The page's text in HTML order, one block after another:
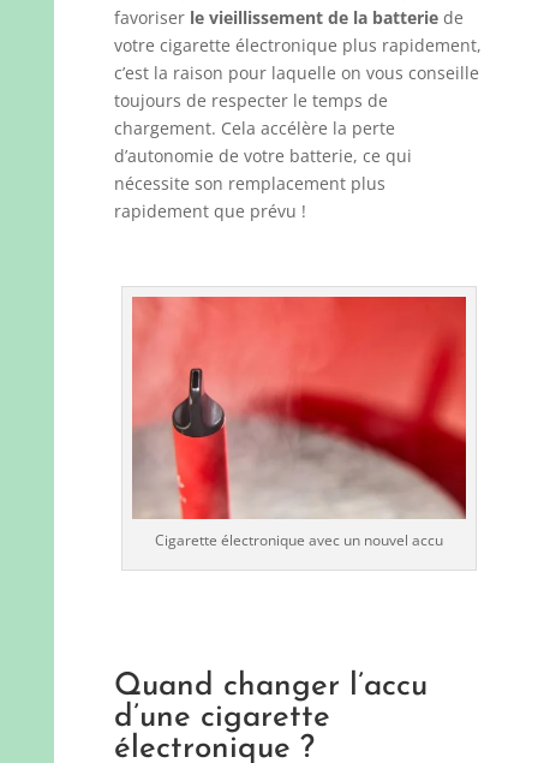
favoriserle vieillissement de la batterie de
votre cigarette électronique plus rapidement,
c’est la raison pour laquelle on vous conseille
toujours de respecter le temps de
chargement. Cela accélère la perte
d’autonomie de votre batterie, ce qui
nécessite son remplacement plus
rapidement que prévu !
Cigarette électronique avec un nouvel accu
Quand changer l’accu
d’une cigarette
électronique ?